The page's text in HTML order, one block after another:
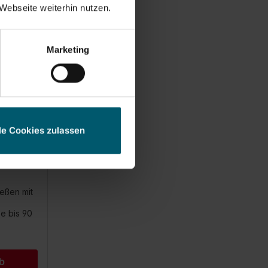
weiterhin nutzen.
Marketing
Cookies zulassen
mit
bis 90